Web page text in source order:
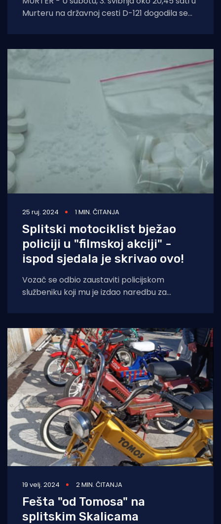
Murteru na državnoj cesti D-121 dogodila se
25 ruj. 2024 1 MIN. ČITANJA
Splitski motociklist bježao
policiji u "filmskoj akciji" -
ispod sjedala je skrivao ovo!
Vozač se odbio zaustaviti policijskom
službeniku koji mu je izdao naredbu za
19 velj. 2024 2 MIN. ČITANJA
Fešta "od Tomosa" na
splitskim Skalicama